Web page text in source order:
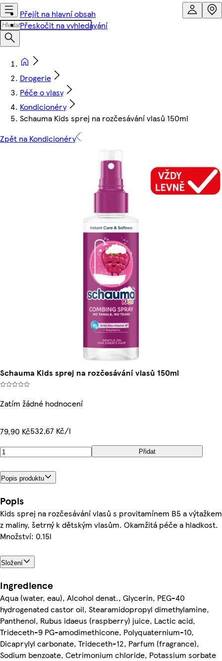
Přejít na hlavní obsah
Přeskočit na vyhledávání
Drogerie
Péče o vlasy
Kondicionéry
Schauma Kids sprej na rozčesávání vlasů 150ml
Zpět na Kondicionéry
Schauma Kids sprej na rozčesávání vlasů 150ml
Zatím žádné hodnocení
79,90 Kč532,67 Kč/l
Přidat
Popis produktu
Popis
Kids sprej na rozčesávání vlasů s provitamínem B5 a výtažkem
z maliny, šetrný k dětským vlasům. Okamžitá péče a hladkost.
Množství: 0.15l
Složení
Ingredience
Aqua (water, eau), Alcohol denat., Glycerin, PEG-40
hydrogenated castor oil, Stearamidopropyl dimethylamine,
Panthenol, Rubus idaeus (raspberry) juice, Lactic acid,
Trideceth-9 PG-amodimethicone, Polyquaternium-10,
Dicaprylyl carbonate, Trideceth-12, Parfum (fragrance),
Sodium benzoate, Cetrimonium chloride, Potassium sorbate